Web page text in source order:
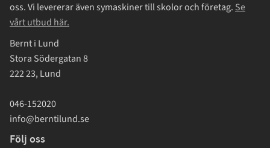
oss. Vi levererar även symaskiner till skolor och företag. Se
vårt utbud här.
Bernt i Lund
Stora Södergatan 8
222 23, Lund
046-152020
info@berntilund.se
Följ oss